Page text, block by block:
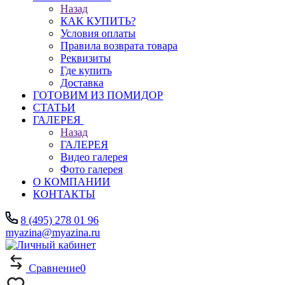
Назад
КАК КУПИТЬ?
Условия оплаты
Правила возврата товара
Реквизиты
Где купить
Доставка
ГОТОВИМ ИЗ ПОМИДОР
СТАТЬИ
ГАЛЕРЕЯ
Назад
ГАЛЕРЕЯ
Видео галерея
Фото галерея
О КОМПАНИИ
КОНТАКТЫ
8 (495) 278 01 96
myazina@myazina.ru
Сравнение0